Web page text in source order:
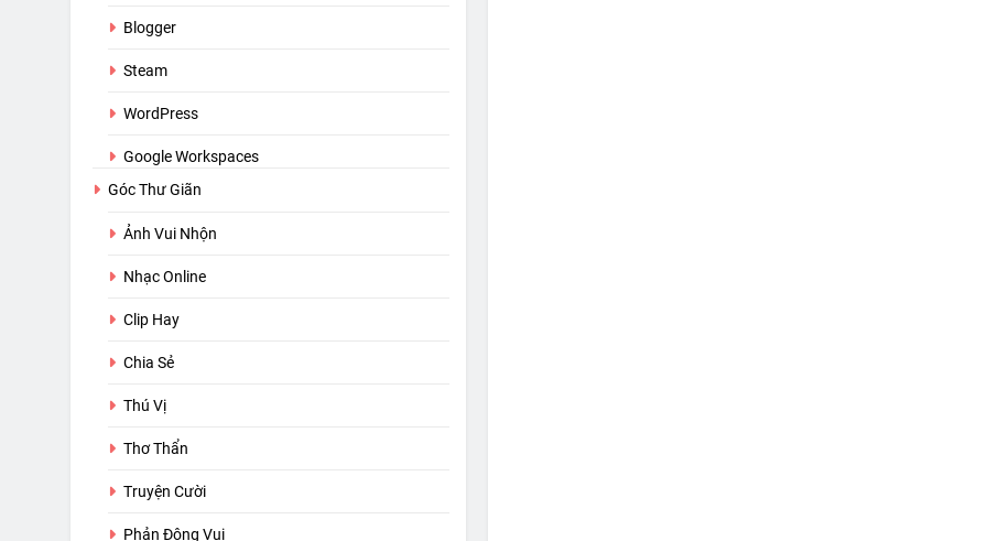
Blogger
Steam
WordPress
Google Workspaces
Góc Thư Giãn
Ảnh Vui Nhộn
Nhạc Online
Clip Hay
Chia Sẻ
Thú Vị
Thơ Thẩn
Truyện Cười
Phản Động Vui